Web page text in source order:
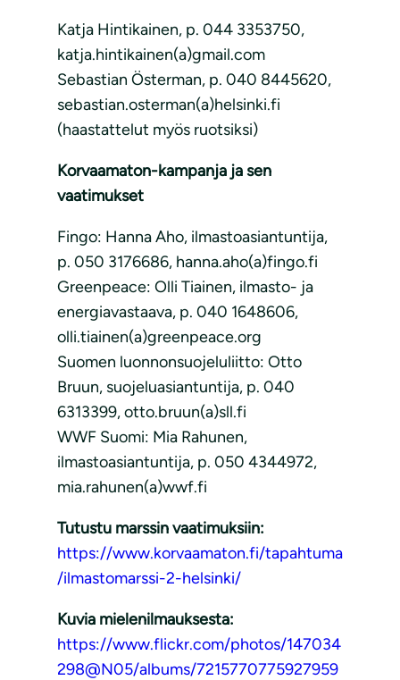
Katja Hintikainen, p. 044 3353750,
katja.hintikainen(a)gmail.com
Sebastian Österman, p. 040 8445620,
sebastian.osterman(a)helsinki.fi
(haastattelut myös ruotsiksi)
Korvaamaton-kampanja ja sen
vaatimukset
Fingo: Hanna Aho, ilmastoasiantuntija,
p. 050 3176686, hanna.aho(a)fingo.fi
Greenpeace: Olli Tiainen, ilmasto- ja
energiavastaava, p. 040 1648606,
olli.tiainen(a)greenpeace.org
Suomen luonnonsuojeluliitto: Otto
Bruun, suojeluasiantuntija, p. 040
6313399, otto.bruun(a)sll.fi
WWF Suomi: Mia Rahunen,
ilmastoasiantuntija, p. 050 4344972,
mia.rahunen(a)wwf.fi
Tutustu marssin vaatimuksiin:
https://www.korvaamaton.fi/tapahtuma
/ilmastomarssi-2-helsinki/
Kuvia mielenilmauksesta:
https://www.flickr.com/photos/147034
298@N05/albums/7215770775927959